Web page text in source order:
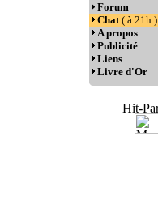
Forum
Chat( à 21h )
A propos
Publicité
Liens
Livre d'Or